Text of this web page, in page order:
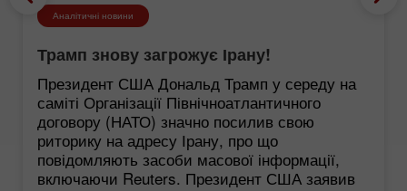
Аналітичні новини
Трамп знову загрожує Ірану!
Президент США Дональд Трамп у середу на
саміті Організації Північноатлантичного
договору (НАТО) значно посилив свою
риторику на адресу Ірану, про що
повідомляють засоби масової інформації,
включаючи Reuters. Президент США заявив